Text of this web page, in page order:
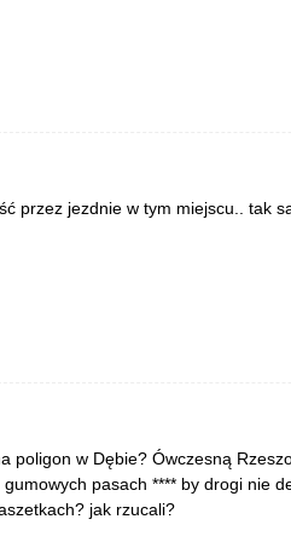
przez jezdnie w tym miejscu.. tak
poligon w Dębie? Ówczesną
pasach **** by drogi nie
jak rzucali?